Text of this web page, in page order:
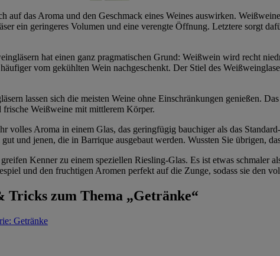
auf das Aroma und den Geschmack eines Weines auswirken.
ein geringeres Volumen und eine verengte Öffnung. Letztere sorgt
hat einen ganz pragmatischen Grund: Weißwein wird recht
vom gekühlten Wein nachgeschenkt. Der Stiel des
lassen sich die meisten Weine ohne Einschränkungen genießen.
frische Weißweine mit mittlerem Körper.
volles Aroma in einem Glas, das geringfügig bauchiger als das
und jenen, die in Barrique ausgebaut werden. Wussten Sie übrigen,
Kenner zu einem speziellen Riesling-Glas. Es ist etwas
und den fruchtigen Aromen perfekt auf die Zunge, sodass sie den
Tricks zum Thema „Getränke“
Getränke